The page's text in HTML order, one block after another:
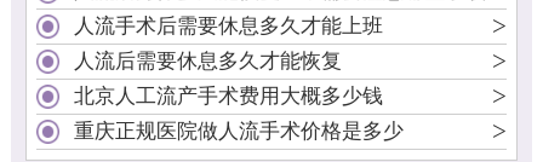
人流手术后需要休息多久才能上班 >
人流后需要休息多久才能恢复 >
北京人工流产手术费用大概多少钱 >
重庆正规医院做人流手术价格是多少 >